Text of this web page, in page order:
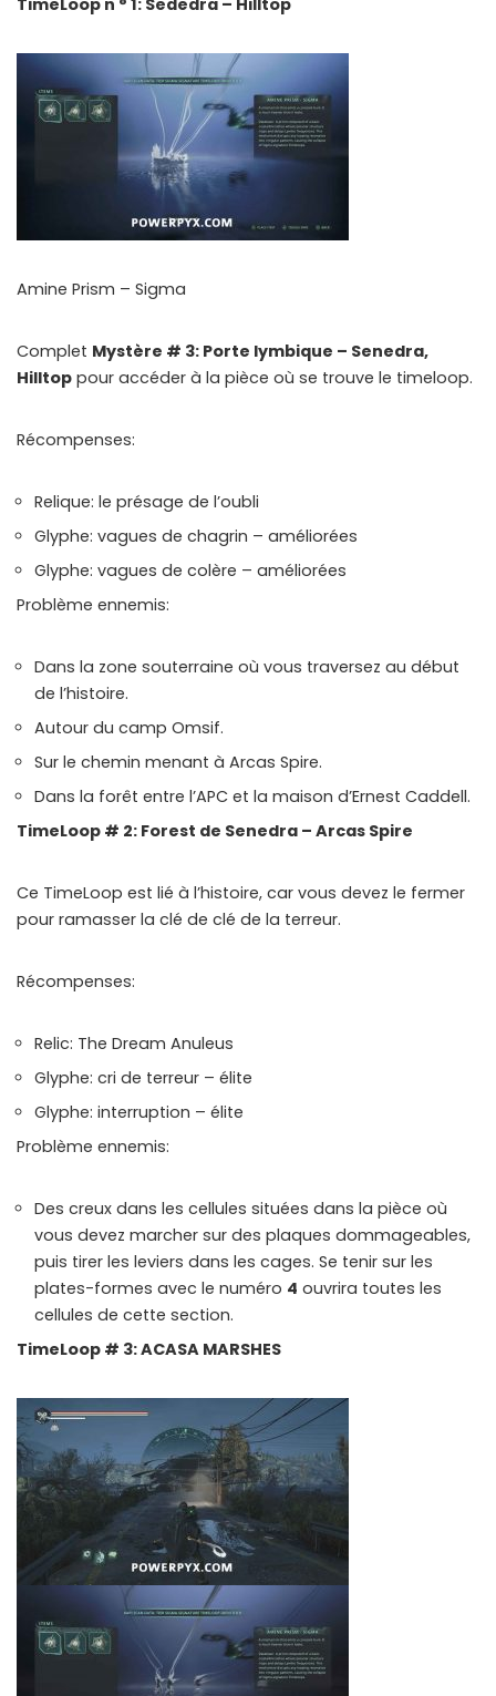
TimeLoop n ° 1: Sededra – Hilltop
Amine Prism – Sigma
Complet Mystère # 3: Porte lymbique – Senedra,
Hilltop pour accéder à la pièce où se trouve le timeloop.
Récompenses:
Relique: le présage de l’oubli
Glyphe: vagues de chagrin – améliorées
Glyphe: vagues de colère – améliorées
Problème ennemis:
Dans la zone souterraine où vous traversez au début
de l’histoire.
Autour du camp Omsif.
Sur le chemin menant à Arcas Spire.
Dans la forêt entre l’APC et la maison d’Ernest Caddell.
TimeLoop # 2: Forest de Senedra – Arcas Spire
Ce TimeLoop est lié à l’histoire, car vous devez le fermer
pour ramasser la clé de clé de la terreur.
Récompenses:
Relic: The Dream Anuleus
Glyphe: cri de terreur – élite
Glyphe: interruption – élite
Problème ennemis:
Des creux dans les cellules situées dans la pièce où
vous devez marcher sur des plaques dommageables,
puis tirer les leviers dans les cages. Se tenir sur les
plates-formes avec le numéro 4 ouvrira toutes les
cellules de cette section.
TimeLoop # 3: ACASA MARSHES